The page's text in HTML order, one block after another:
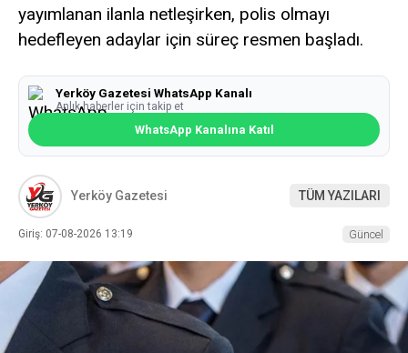
yayımlanan ilanla netleşirken, polis olmayı
hedefleyen adaylar için süreç resmen başladı.
Yerköy Gazetesi WhatsApp Kanalı
Anlık haberler için takip et
WhatsApp Kanalına Katıl
Yerköy Gazetesi TÜM YAZILARI
Giriş: 07-08-2026 13:19 Güncel